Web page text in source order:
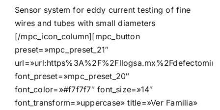
Sensor system for eddy current testing of fine
wires and tubes with small diameters
[/mpc_icon_column][mpc_button
preset=»mpc_preset_21″
font_preset=»mpc_preset_20″
font_color=»#f7f7f7″ font_size=»14″
font_transform=»uppercase» title=»Ver Familia»